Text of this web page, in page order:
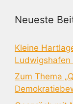
Neueste
Kleine
Ludwigshafen
Zum Thema